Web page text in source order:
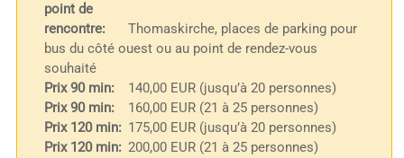
point de
rencontre:
Thomaskirche, places de parking pour
bus du côté ouest ou au point de rendez-vous
souhaité
Prix 90 min:
140,00 EUR (jusqu’à 20 personnes)
Prix 90 min:
160,00 EUR (21 à 25 personnes)
Prix 120 min: 175,00 EUR (jusqu’à 20 personnes)
Prix 120 min: 200,00 EUR (21 à 25 personnes)